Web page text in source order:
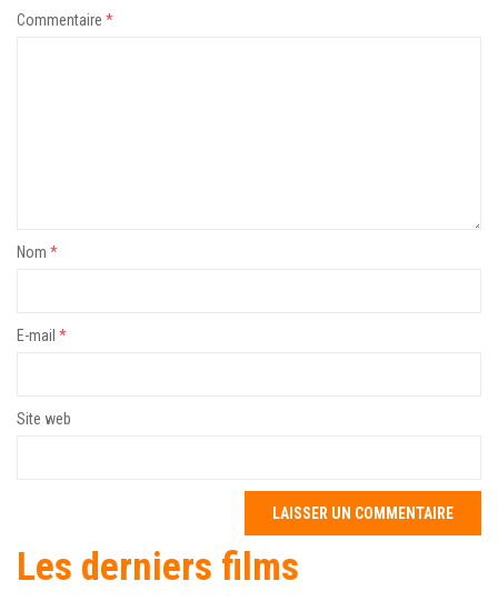
Commentaire *
Nom *
E-mail *
Site web
Les derniers films